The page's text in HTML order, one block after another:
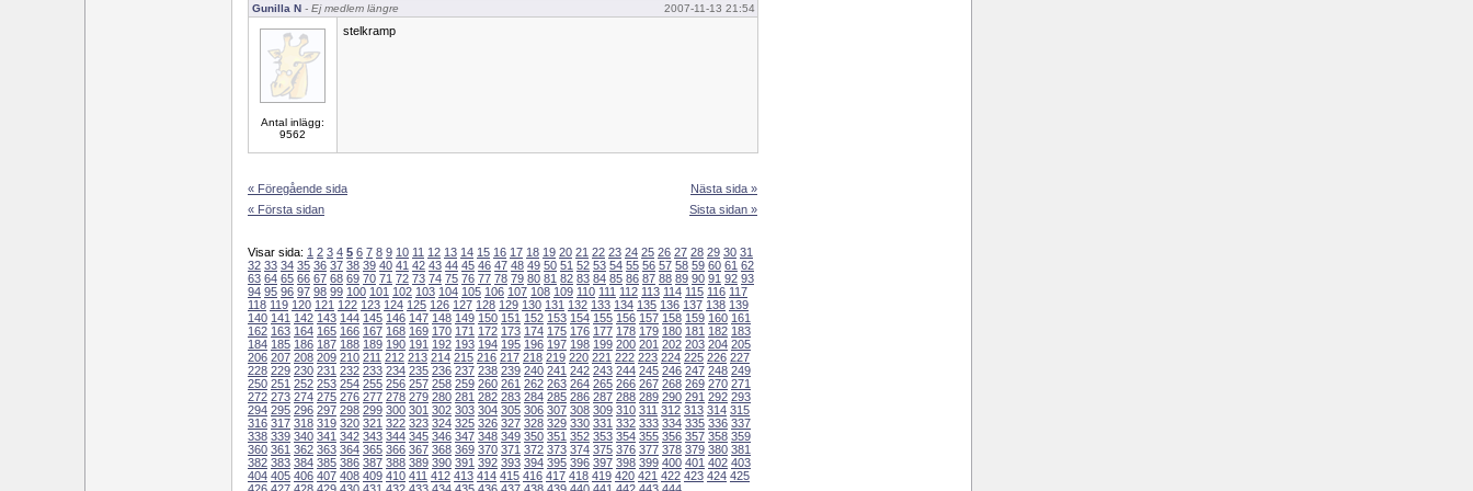
Gunilla N - Ej medlem längre 2007-11-13 21:54
Antal inlägg:
9562
stelkramp
« Föregående sida
« Första sidan
Nästa sida »
Sista sidan »
Visar sida: 1 2 3 4 5 6 7 8 9 10 11 12 13 14 15 16 17 18 19 20 21 22 23 24 25 26 27 28 29 30 31
32 33 34 35 36 37 38 39 40 41 42 43 44 45 46 47 48 49 50 51 52 53 54 55 56 57 58 59 60 61 62
63 64 65 66 67 68 69 70 71 72 73 74 75 76 77 78 79 80 81 82 83 84 85 86 87 88 89 90 91 92 93
94 95 96 97 98 99 100 101 102 103 104 105 106 107 108 109 110 111 112 113 114 115 116 117
118 119 120 121 122 123 124 125 126 127 128 129 130 131 132 133 134 135 136 137 138 139
140 141 142 143 144 145 146 147 148 149 150 151 152 153 154 155 156 157 158 159 160 161
162 163 164 165 166 167 168 169 170 171 172 173 174 175 176 177 178 179 180 181 182 183
184 185 186 187 188 189 190 191 192 193 194 195 196 197 198 199 200 201 202 203 204 205
206 207 208 209 210 211 212 213 214 215 216 217 218 219 220 221 222 223 224 225 226 227
228 229 230 231 232 233 234 235 236 237 238 239 240 241 242 243 244 245 246 247 248 249
250 251 252 253 254 255 256 257 258 259 260 261 262 263 264 265 266 267 268 269 270 271
272 273 274 275 276 277 278 279 280 281 282 283 284 285 286 287 288 289 290 291 292 293
294 295 296 297 298 299 300 301 302 303 304 305 306 307 308 309 310 311 312 313 314 315
316 317 318 319 320 321 322 323 324 325 326 327 328 329 330 331 332 333 334 335 336 337
338 339 340 341 342 343 344 345 346 347 348 349 350 351 352 353 354 355 356 357 358 359
360 361 362 363 364 365 366 367 368 369 370 371 372 373 374 375 376 377 378 379 380 381
382 383 384 385 386 387 388 389 390 391 392 393 394 395 396 397 398 399 400 401 402 403
404 405 406 407 408 409 410 411 412 413 414 415 416 417 418 419 420 421 422 423 424 425